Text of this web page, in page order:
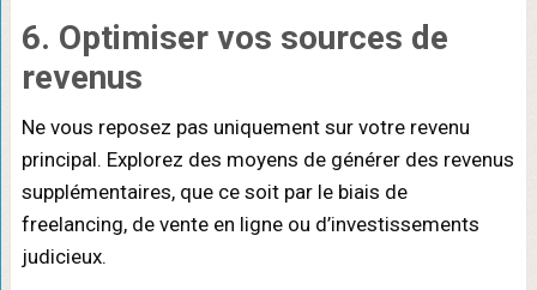
6. Optimiser vos sources de
revenus
Ne vous reposez pas uniquement sur votre revenu
principal. Explorez des moyens de générer des revenus
supplémentaires, que ce soit par le biais de
freelancing, de vente en ligne ou d’investissements
judicieux.